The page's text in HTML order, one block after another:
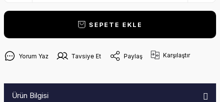
SEPETE EKLE
Yorum Yaz Tavsiye Et Paylaş Karşılaştır
Ürün Bilgisi